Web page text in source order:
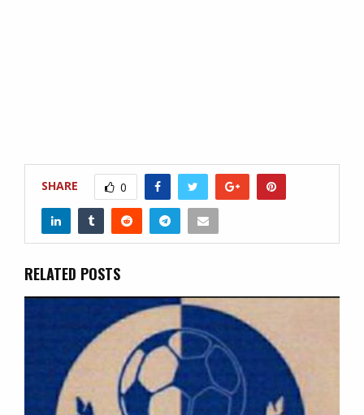
SHARE 0
RELATED POSTS